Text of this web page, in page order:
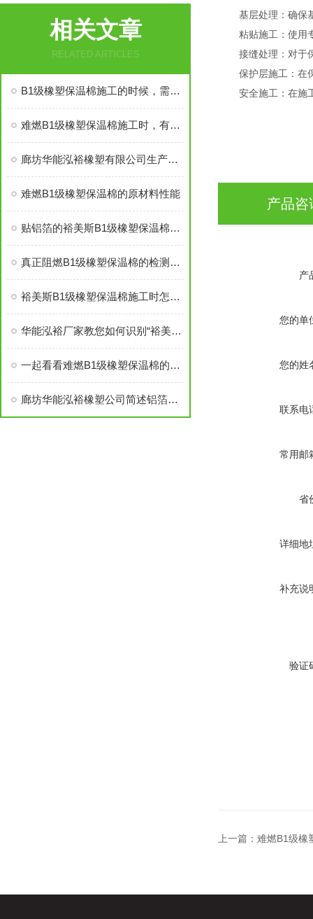
相关文章
RELATED ARTICLES
B1级橡塑保温棉施工的时候，需要注意哪些事项
难燃B1级橡塑保温棉施工时，有些事情得注意
廊坊华能泓裕橡塑有限公司生产的圣裕德B1级橡塑保温棉为什么如此受欢迎？
难燃B1级橡塑保温棉的原材料性能
贴铝箔的裕美斯B1级橡塑保温棉优点技术指标
真正阻燃B1级橡塑保温棉的检测标准及技术指标
裕美斯B1级橡塑保温棉施工时怎样选配及体积计算方法
华能泓裕厂家教您如何识别“裕美斯”牌B1级橡塑保温棉产品
一起看看难燃B1级橡塑保温棉的原材料性能
廊坊华能泓裕橡塑公司简述铝箔橡塑保温棉主要分类及性能优点
基层处理：确保
粘贴施工：使用
接缝处理：对于
保护层施工：在
安全施工：在施
产品咨
产
您的单
您的姓
联系电
常用邮
省
详细地
补充说
验证
上一篇： 难燃B1级橡